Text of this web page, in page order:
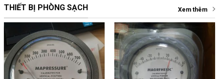
THIẾT BỊ PHÒNG SẠCH Xem thêm